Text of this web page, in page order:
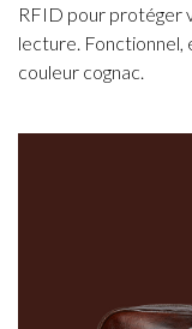
RFID pour protéger
lecture. Fonctionnel,
couleur cognac.